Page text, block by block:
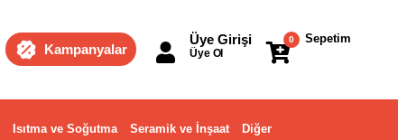
Kampanyalar
Sepetim
0
Üye Girişi
Üye Ol
Isıtma ve Soğutma Seramik ve İnşaat Diğer